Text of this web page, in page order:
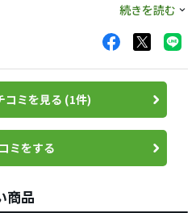
すい
きでした😊
続きを読む
コミを見る (1件)
ミをする
商品